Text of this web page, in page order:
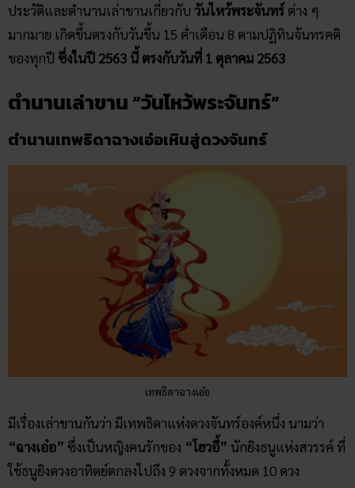
ประวัติและตำนานเล่าขานเกี่ยวกับ วันไหว้พระจันทร์ ต่าง ๆ
มากมาย เกิดขึ้นตรงกับวันขึ้น 15 ค่ำเดือน 8 ตามปฏิทินจันทรคติ
ของทุกปี ซึ่งในปี 2563 นี้ ตรงกับวันที่ 1 ตุลาคม 2563
ตำนานเล่าขาน “วันไหว้พระจันทร์”
ตำนานเทพธิดาฉางเอ๋อเหินสู่ดวงจันทร์
เทพธิดาฉางเอ๋อ
มีเรื่องเล่าขานกันว่า มีเทพธิดาแห่งดวงจันทร์องค์หนึ่ง นามว่า
“ฉางเอ๋อ” ซึ่งเป็นหญิงคนรักของ “โฮวอี้” นักยิงธนูแห่งสวรรค์ ที่
ใช้ธนูยิงดวงอาทิตย์ตกลงไปถึง 9 ดวงจากทั้งหมด 10 ดวง